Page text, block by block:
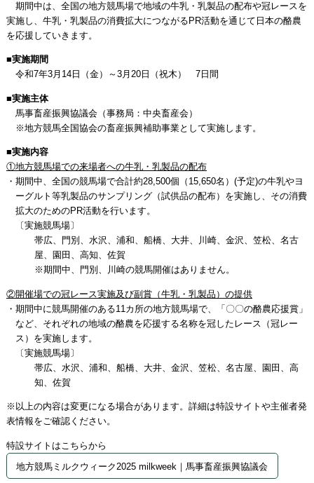
期間中は、全国の地方競馬場で地域の牛乳・乳製品の配布や冠レースを
実施し、牛乳・乳製品の消費拡大につながるPR活動を通じて日本の酪農
を応援していきます。
■実施期間
令和7年3月14日（金）～3月20日（祝木） 7日間
■実施主体
馬事畜産振興協議会（事務局：中央畜産会）
※地方競馬全国協会の畜産振興補助事業として実施します。
■実施内容
①地方競馬場での来場者への牛乳・乳製品の配布
・期間中、全国の競馬場で合計約28,500個（15,650名）(予定)の牛乳やヨ
ーグルト等乳製品のサンプリング（試供品の配布）を実施し、その消費
拡大のためのPR活動を行います。
〔実施競馬場〕
帯広、門別、水沢、浦和、船橋、大井、川崎、金沢、笠松、名古
屋、園田、高知、佐賀
※期間中、門別、川崎の競馬開催はありません。
②開催場での冠レース実施及び副賞（牛乳・乳製品）の提供
・期間中に競馬開催のある11カ所の地方競馬場で、「〇〇の酪農応援賞」
など、それぞれの地域の酪農を応援する名称を冠したレース（冠レー
ス）を実施します。
〔実施競馬場〕
帯広、水沢、浦和、船橋、大井、金沢、笠松、名古屋、園田、高
知、佐賀
※以上の内容は変更になる場合があります。詳細は特設サイトや主催者発
表情報をご確認ください。
特設サイトはこちらから
地方競馬ミルクウィーク2025 milkweek｜馬事畜産振興協議会